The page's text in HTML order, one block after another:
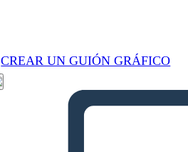
CREAR UN GUIÓN GRÁFICO